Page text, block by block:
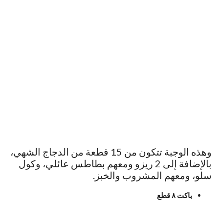
وهذه الوجبة تتكون من 15 قطعة من الدجاج الشهي،
بالإضافة إلى 2 ريزو ومعهم بطاطس عائلي، وكول
سلو، ومعهم المشروب والخبز.
باكت ٨ قطع